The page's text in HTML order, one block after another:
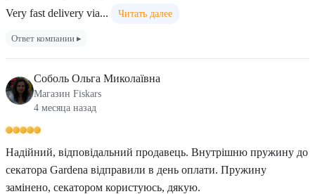
Very fast delivery via...
Читать далее
Ответ компании ▸
Соболь Ольга Миколаївна
Магазин Fiskars
4 месяца назад
Надійний, відповідальний продавець. Внутрішню пружину до
секатора Gardena відправили в день оплати. Пружину
замінено, секатором користуюсь, дякую.